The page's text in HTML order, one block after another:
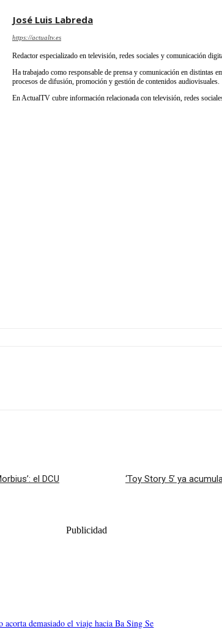
José Luis Labreda
https://actualtv.es
Redactor especializado en televisión, redes sociales y comunicación
Ha trabajado como responsable de prensa y comunicación en distintas
procesos de difusión, promoción y gestión de contenidos audiovisuales.
En ActualTV cubre información relacionada con televisión, redes
el DCU
‘Toy Story 5’ ya
Publicidad
acorta demasiado el viaje hacia Ba Sing Se